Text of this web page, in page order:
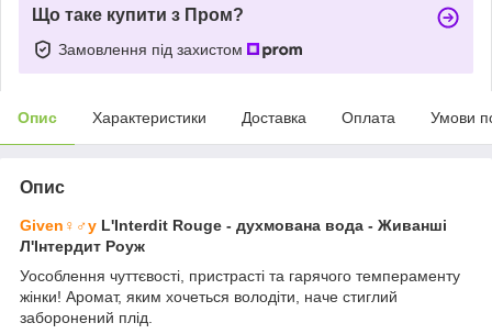
Що таке купити з Пром?
Замовлення під захистом
Опис Характеристики Доставка Оплата Умови
Опис
Given♀♂y L'Interdit Rouge - духмована вода - Живанші
Л'Інтердит Роуж
Уособлення чуттєвості, пристрасті та гарячого темпераменту
жінки! Аромат, яким хочеться володіти, наче стиглий
заборонений плід.